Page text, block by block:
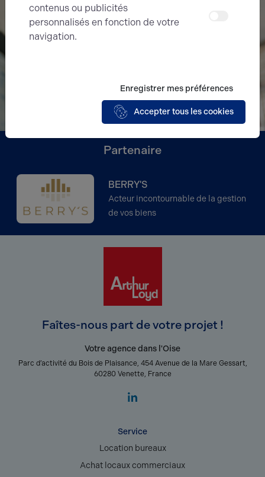
Partenaire
BERRY'S
Acteur incontournable de la gestion
de vos biens
Faîtes-nous part de votre projet !
Votre agence dans l'Oise
Parc d’activité du Bois de Plaisance, 454 Avenue de la Mare Gessart,
60280 Venette, France
Service
Location bureaux
Achat locaux commerciaux
contenus ou publicités
personnalisés en fonction de votre
navigation.
Enregistrer mes préférences
Accepter tous les cookies